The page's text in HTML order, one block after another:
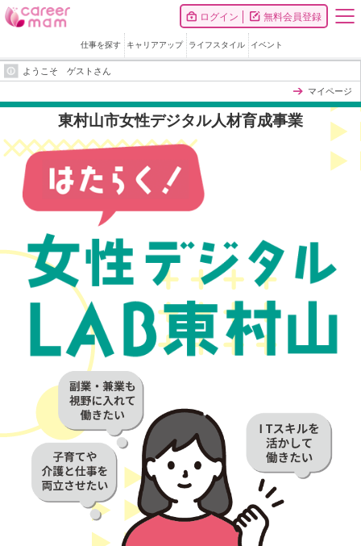
ログイン 無料会員登録
仕事を探す キャリアアップ ライフスタイル イベント
ようこそ ゲストさん
マイページ
東村山市女性デジタル人材育成事業